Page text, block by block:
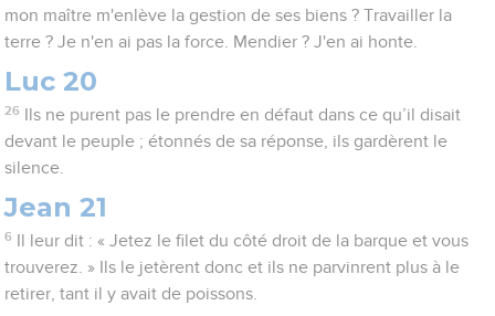
mon maître m'enlève la gestion de ses biens ? Travailler la
terre ? Je n'en ai pas la force. Mendier ? J'en ai honte.
Luc 20
26
Ils ne purent pas le prendre en défaut dans ce qu’il disait
devant le peuple ; étonnés de sa réponse, ils gardèrent le
silence.
Jean 21
6
Il leur dit : « Jetez le filet du côté droit de la barque et vous
trouverez. » Ils le jetèrent donc et ils ne parvinrent plus à le
retirer, tant il y avait de poissons.